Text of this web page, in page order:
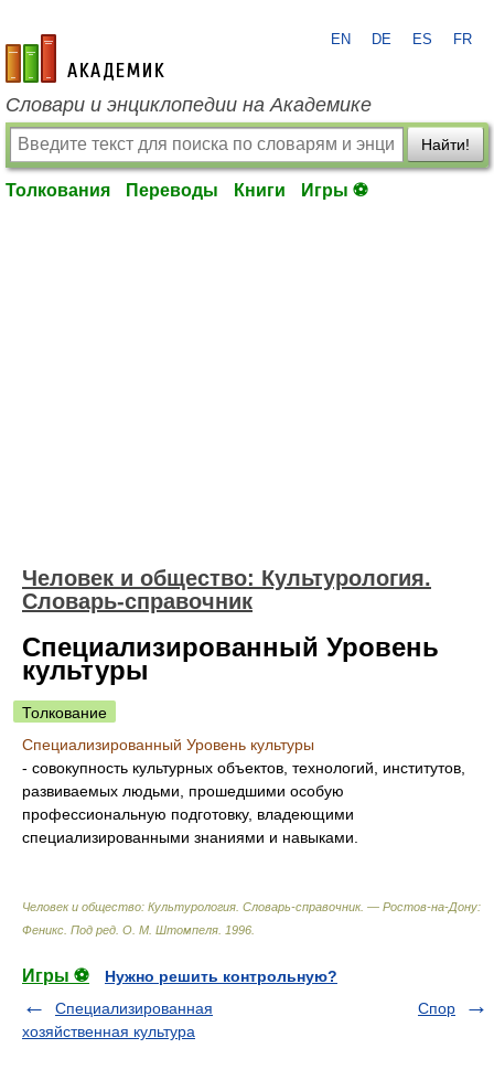
academic.ru
EN DE ES FR
Словари и энциклопедии на Академике
Найти!
Толкования Переводы Книги Игры ⚽
Человек и общество: Культурология.
Словарь-справочник
Специализированный Уровень
культуры
Толкование
Специализированный Уровень культуры
- совокупность культурных объектов, технологий, институтов,
развиваемых людьми, прошедшими особую
профессиональную подготовку, владеющими
специализированными знаниями и навыками.
Человек и общество: Культурология. Словарь-справочник. — Ростов-на-Дону:
Феникс Под ред. О. М. Штомпеля 1996
Игры ⚽
Нужно решить контрольную?
Специализированная
хозяйственная культура
Спор